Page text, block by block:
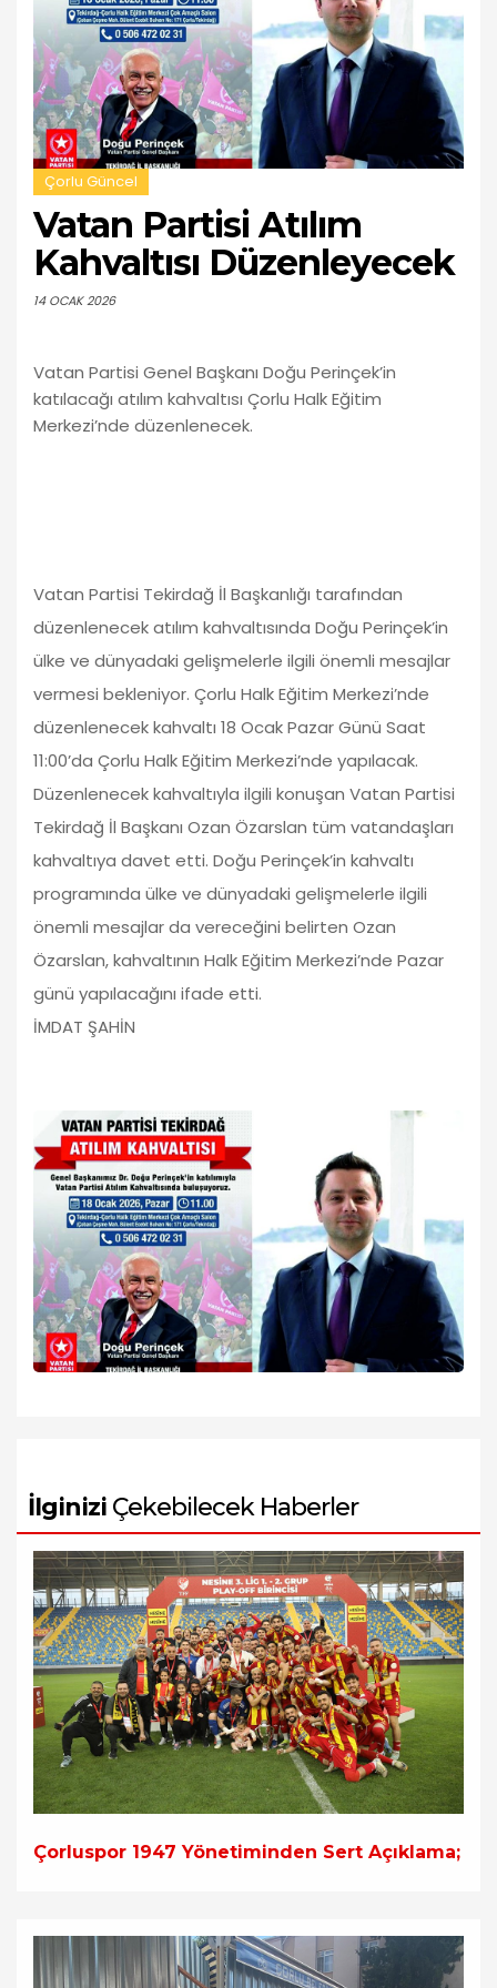
Çorlu Güncel
Vatan Partisi Atılım
Kahvaltısı Düzenleyecek
14 OCAK 2026
Vatan Partisi Genel Başkanı Doğu Perinçek’in
katılacağı atılım kahvaltısı Çorlu Halk Eğitim
Merkezi’nde düzenlenecek.
Vatan Partisi Tekirdağ İl Başkanlığı tarafından
düzenlenecek atılım kahvaltısında Doğu Perinçek’in
ülke ve dünyadaki gelişmelerle ilgili önemli mesajlar
vermesi bekleniyor. Çorlu Halk Eğitim Merkezi’nde
düzenlenecek kahvaltı 18 Ocak Pazar Günü Saat
11:00’da Çorlu Halk Eğitim Merkezi’nde yapılacak.
Düzenlenecek kahvaltıyla ilgili konuşan Vatan Partisi
Tekirdağ İl Başkanı Ozan Özarslan tüm vatandaşları
kahvaltıya davet etti. Doğu Perinçek’in kahvaltı
programında ülke ve dünyadaki gelişmelerle ilgili
önemli mesajlar da vereceğini belirten Ozan
Özarslan, kahvaltının Halk Eğitim Merkezi’nde Pazar
günü yapılacağını ifade etti.
İMDAT ŞAHİN
İlginizi Çekebilecek Haberler
Çorluspor 1947 Yönetiminden Sert Açıklama;